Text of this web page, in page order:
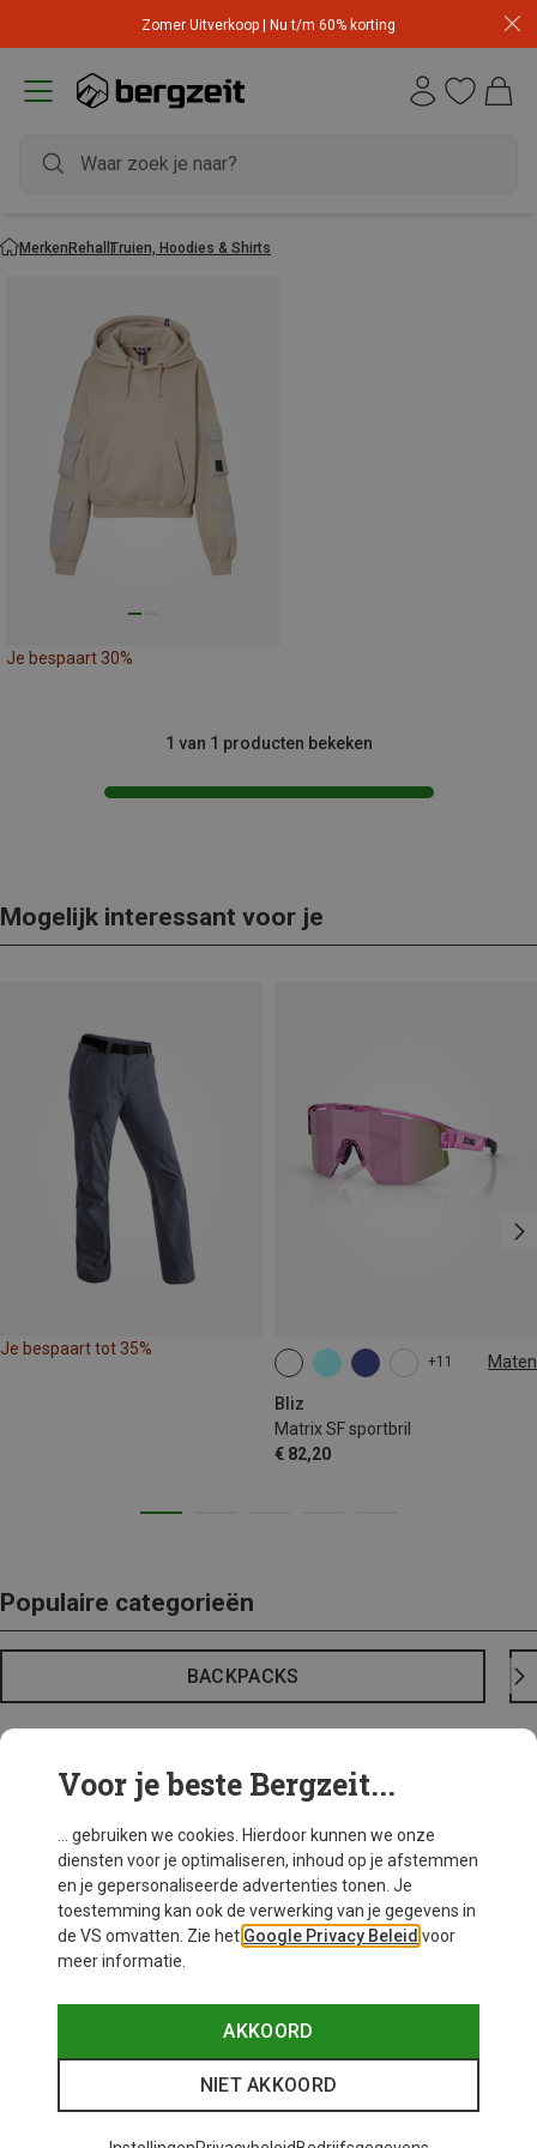
Zomer Uitverkoop | Nu t/m 60% korting
MerkenRehall Truien, Hoodies & Shirts
Je bespaart 30%
1 van 1 producten bekeken
Mogelijk interessant voor je
Je bespaart tot 35%
+11 Maten
Bliz
Matrix SF sportbril
€ 82,20
ONE SIZE
Populaire categorieën
BACKPACKS
Voor je beste Bergzeit...
... gebruiken we cookies. Hierdoor kunnen we onze
diensten voor je optimaliseren, inhoud op je afstemmen
en je gepersonaliseerde advertenties tonen. Je
toestemming kan ook de verwerking van je gegevens in
de VS omvatten. Zie het Google Privacy Beleid voor
meer informatie.
AKKOORD
NIET AKKOORD